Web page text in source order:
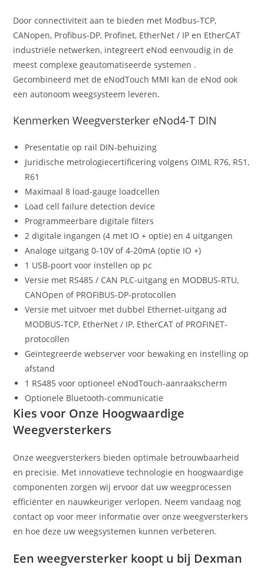
Door connectiviteit aan te bieden met Modbus-TCP,
CANopen, Profibus-DP, Profinet, EtherNet / IP en EtherCAT
industriële netwerken, integreert eNod eenvoudig in de
meest complexe geautomatiseerde systemen .
Gecombineerd met de eNodTouch MMI kan de eNod ook
een autonoom weegsysteem leveren.
Kenmerken Weegversterker eNod4-T DIN
Presentatie op rail DIN-behuizing
Juridische metrologiecertificering volgens OIML R76, R51,
R61
Maximaal 8 load-gauge loadcellen
Load cell failure detection device
Programmeerbare digitale filters
2 digitale ingangen (4 met IO + optie) en 4 uitgangen
Analoge uitgang 0-10V of 4-20mA (optie IO +)
1 USB-poort voor instellen op pc
Versie met RS485 / CAN PLC-uitgang en MODBUS-RTU,
CANOpen of PROFIBUS-DP-protocollen
Versie met uitvoer met dubbel Ethernet-uitgang ad
MODBUS-TCP, EtherNet / IP, EtherCAT of PROFINET-
protocollen
Geïntegreerde webserver voor bewaking en instelling op
afstand
1 RS485 voor optioneel eNodTouch-aanraakscherm
Optionele Bluetooth-communicatie
Kies voor Onze Hoogwaardige
Weegversterkers
Onze weegversterkers bieden optimale betrouwbaarheid
en precisie. Met innovatieve technologie en hoogwaardige
componenten zorgen wij ervoor dat uw weegprocessen
efficiënter en nauwkeuriger verlopen. Neem vandaag nog
contact op voor meer informatie over onze weegversterkers
en hoe deze uw weegsystemen kunnen verbeteren.
Een weegversterker koopt u bij Dexman